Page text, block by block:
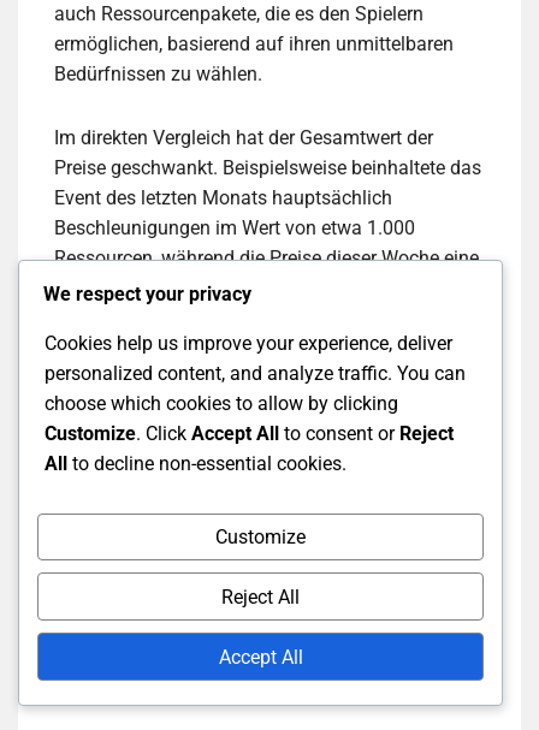
auch Ressourcenpakete, die es den Spielern
ermöglichen, basierend auf ihren unmittelbaren
Bedürfnissen zu wählen.
Im direkten Vergleich hat der Gesamtwert der
Preise geschwankt. Beispielsweise beinhaltete das
Event des letzten Monats hauptsächlich
Beschleunigungen im Wert von etwa 1.000
Ressourcen, während die Preise dieser Woche eine
Mischung enthalten, die insgesamt etwa 1.200
und Ressourcenpakete kombiniert.
Die Spieler haben festgestellt, dass die
Einbeziehung von mehr Ressourcenoptionen im
Event dieser Woche eine bessere strategische
die ihre Gameplay-Effizienz verbessern möchten.
Analyse des Preiswerts im
Laufe der Zeit
We respect your privacy
Cookies help us improve your experience, deliver
personalized content, and analyze traffic. You can
choose which cookies to allow by clicking
Customize. Click Accept All to consent or Reject
All to decline non-essential cookies.
Customize
Reject All
Accept All